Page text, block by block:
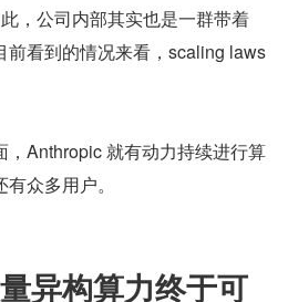
，公司内部其实也是一群带着
前看到的情况来看，scaling laws
，Anthropic 就有动力持续进行算
众多用户。
异构算力终于可